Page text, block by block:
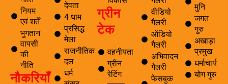
नियम
एवं शर्तें
भुगतान
वापसी
की
नीति
नौकरियाँ
देवता
4 धाम
प्रसिद्ध
मेला
राजनीतिक
दल
धर्म
ग्रीन
टेक
वहनीयता
ग्रीन
रेटिंग
वीडियो
गैलरी
ऑडियो
गैलरी
अभिवादन
गैलरी
फेसबुक
मुनि
जगत
गुरु
अखाड़ा
प्रमुख
धर्माचार्य
योग गुरु